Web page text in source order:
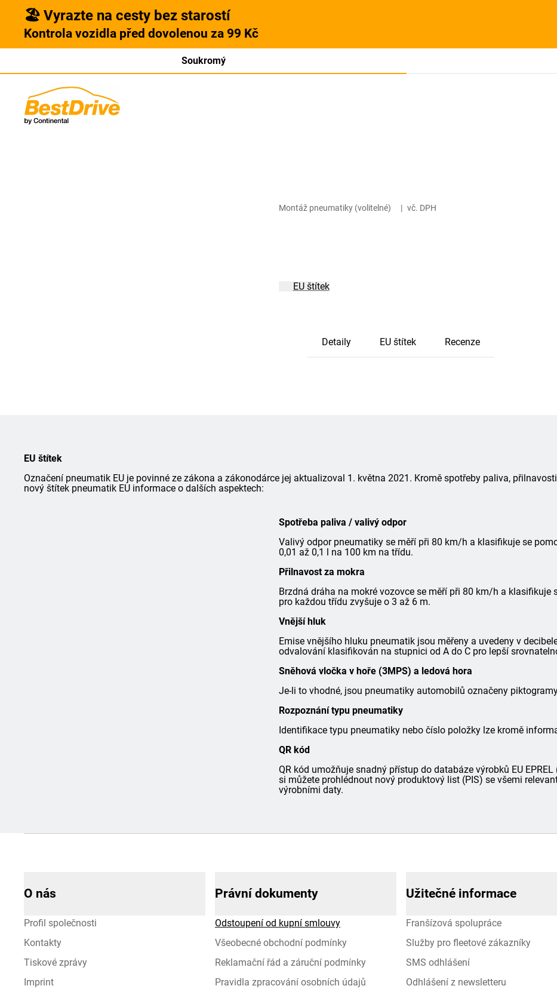
🏖️ Vyrazte na cesty bez starostí
Kontrola vozidla před dovolenou za 99 Kč
Soukromý
Montáž pneumatiky (volitelné) | vč. DPH
EU štítek
Detaily EU štítek Recenze
EU štítek
Označení pneumatik EU je povinné ze zákona a zákonodárce jej aktualizoval 1. května 2021. Kromě spotřeby paliva,
nový štítek pneumatik EU informace o dalších aspektech:
Spotřeba paliva / valivý odpor
Valivý odpor pneumatiky se měří při 80 km/h a klasifikuje se
0,01 až 0,1 l na 100 km na třídu.
Přilnavost za mokra
Brzdná dráha na mokré vozovce se měří při 80 km/h a klasifikuje
pro každou třídu zvyšuje o 3 až 6 m.
Vnější hluk
Emise vnějšího hluku pneumatik jsou měřeny a uvedeny v
odvalování klasifikován na stupnici od A do C pro lepší
Sněhová vločka v hoře (3MPS) a ledová hora
Je-li to vhodné, jsou pneumatiky automobilů označeny
Rozpoznání typu pneumatiky
Identifikace typu pneumatiky nebo číslo položky lze kromě
QR kód
QR kód umožňuje snadný přístup do databáze výrobků EU
si můžete prohlédnout nový produktový list (PIS) se všemi
výrobními daty.
O nás
Profil společnosti
Kontakty
Tiskové zprávy
Imprint
Právní dokumenty
Odstoupení od kupní smlouvy
Všeobecné obchodní podmínky
Reklamační řád a záruční podmínky
Pravidla zpracování osobních údajů
Užitečné informace
Franšízová spolupráce
Služby pro fleetové zákazníky
SMS odhlášení
Odhlášení z newsletteru